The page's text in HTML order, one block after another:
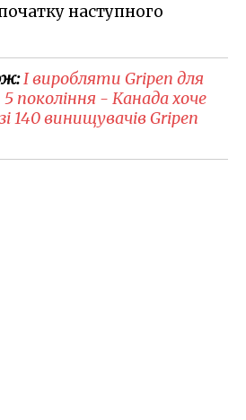
наступного
І виробляти Gripen для
покоління - Канада хоче
140 винищувачів Gripen